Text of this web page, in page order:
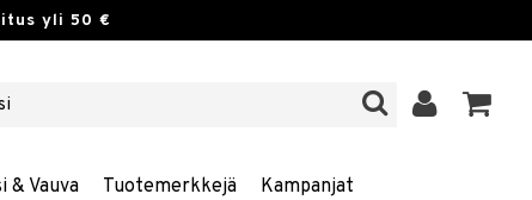
yli 50 €
& Vauva Tuotemerkkejä Kampanjat